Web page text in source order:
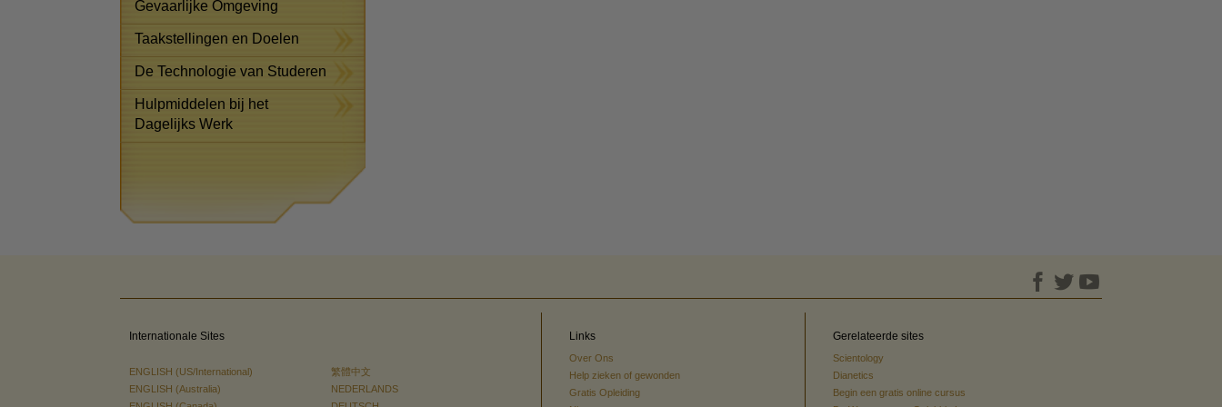
Gevaarlijke Omgeving
Taakstellingen en Doelen
De Technologie van Studeren
Hulpmiddelen bij het
Dagelijks Werk
Internationale Sites
ENGLISH (US/International)
ENGLISH (Australia)
繁體中文
NEDERLANDS
Links
Over Ons
Help zieken of gewonden
Gratis Opleiding
Gerelateerde sites
Scientology
Dianetics
Begin een gratis online cursus